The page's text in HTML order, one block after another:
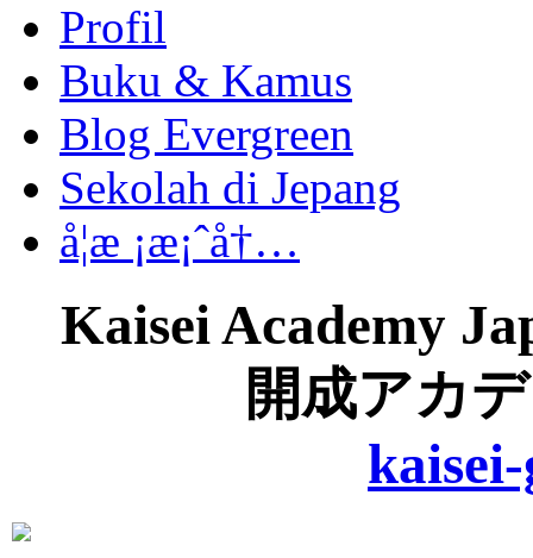
Profil
Buku & Kamus
Blog Evergreen
Sekolah di Jepang
å­¦æ ¡æ¡ˆå†…
Kaisei Academy
開成アカ